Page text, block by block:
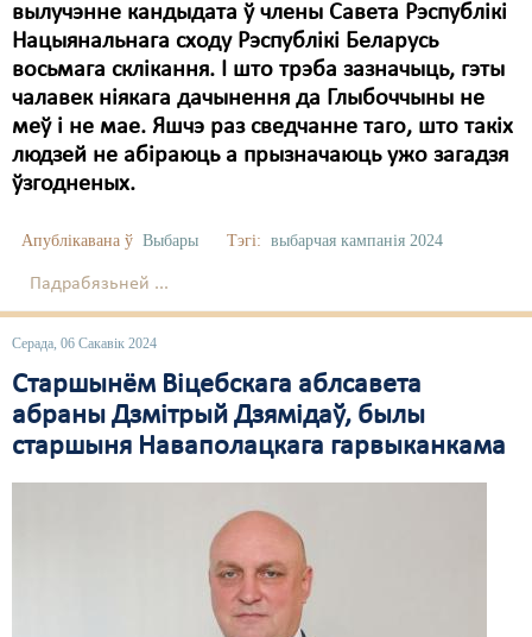
вылучэнне кандыдата ў члены Савета Рэспублікі
Нацыянальнага сходу Рэспублікі Беларусь
восьмага склікання. І што трэба зазначыць, гэты
чалавек ніякага дачынення да Глыбоччыны не
меў і не мае. Яшчэ раз сведчанне таго, што такіх
людзей не абіраюць а прызначаюць ужо загадзя
ўзгодненых.
Апублікавана ў Выбары Тэгі: выбарчая кампанія 2024
Падрабязьней ...
Серада, 06 Сакавік 2024
Старшынём Віцебскага аблсавета
абраны Дзмітрый Дзямідаў, былы
старшыня Наваполацкага гарвыканкама